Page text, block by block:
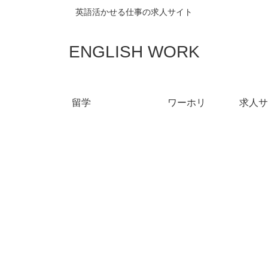
英語活かせる仕事の求人サイト
ENGLISH WORK
留学 ワーホリ